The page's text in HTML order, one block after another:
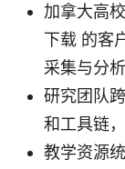
加拿大高
下载 的客
采集与分析
研究团队
和工具链
教学资源